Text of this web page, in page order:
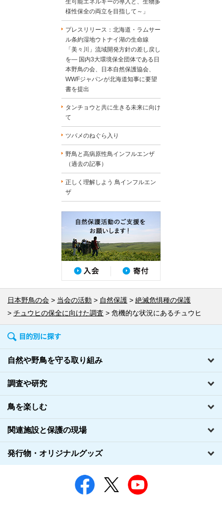
生可能エネルギーの導入と、生物多
様性保全の両立を目指して～」
プレスリリース：北海道・ラムサー
ル条約湿地ウトナイ湖の生命線
「美々川」流域開発方針の差し戻し
を― 国内3大環境保全団体である日
本野鳥の会、日本自然保護協会、
WWFジャパンが北海道知事に要望
書を提出
タンチョウと共に生きる未来に向け
て
ツバメのねぐら入り
野鳥と高病原性鳥インフルエンザ
（過去の記事）
正しく理解しよう 鳥インフルエン
ザ
日本野鳥の会 当会の活動 自然保護
絶滅危惧種の保護
チュウヒの保全に向けた調査
危機的な状況にあるチュウヒ
自然や野鳥を守る取り組み
調査や研究
鳥を楽しむ
関連施設と保護の現場
発行物・オリジナルグッズ